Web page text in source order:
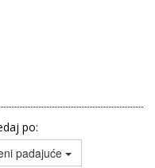
po:
padajuće